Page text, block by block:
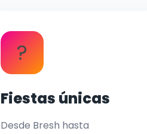
?
Fiestas únicas
Desde Bresh hasta